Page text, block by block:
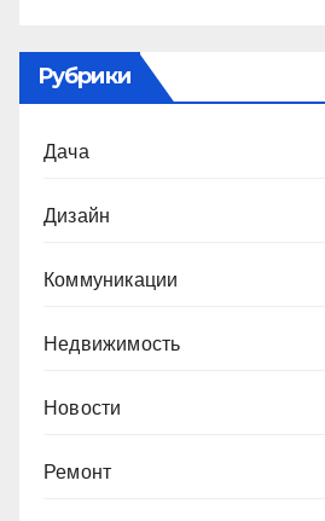
Рубрики
Дача
Дизайн
Коммуникации
Недвижимость
Новости
Ремонт